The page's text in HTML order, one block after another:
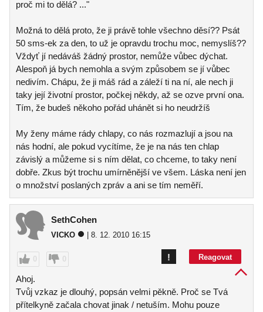
proč mi to dělá? ..."
Možná to dělá proto, že ji právě tohle všechno děsí?? Psát
50 sms-ek za den, to už je opravdu trochu moc, nemyslíš??
Vždyť jí nedáváš žádný prostor, nemůže vůbec dýchat.
Alespoň já bych nemohla a svým způsobem se jí vůbec
nedivím. Chápu, že ji máš rád a záleží ti na ní, ale nech ji
taky její životní prostor, počkej někdy, až se ozve první ona.
Tím, že budeš někoho pořád uhánět si ho neudržíš
My ženy máme rády chlapy, co nás rozmazlují a jsou na
nás hodní, ale pokud vycítíme, že je na nás ten chlap
závislý a můžeme si s ním dělat, co chceme, to taky není
dobře. Zkus být trochu umírněnější ve všem. Láska není jen
o množství poslaných zpráv a ani se tím neměří.
SethCohen
VICKO | 8. 12. 2010 16:15
0 0 Reagovat
!
Ahoj.
Tvůj vzkaz je dlouhý, popsán velmi pěkně. Proč se Tvá
přítelkyně začala chovat jinak / netuším. Mohu pouze